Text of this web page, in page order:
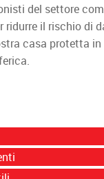
del settore
ridurre il rischio di
casa protetta